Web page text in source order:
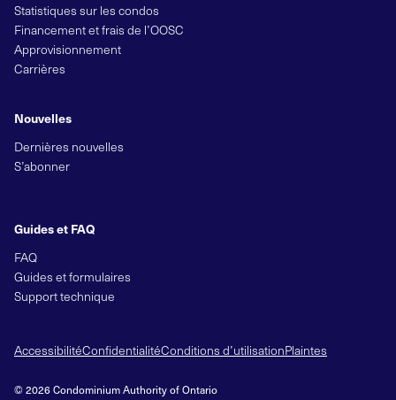
Statistiques sur les condos
Financement et frais de l’OOSC
Approvisionnement
Carrières
Nouvelles
Dernières nouvelles
S’abonner
Guides et FAQ
FAQ
Guides et formulaires
Support technique
AccessibilitéConfidentialitéConditions d’utilisationPlaintes
© 2026 Condominium Authority of Ontario